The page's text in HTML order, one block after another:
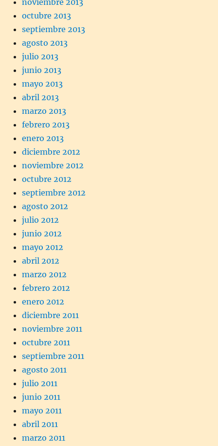
noviembre 2013
octubre 2013
septiembre 2013
agosto 2013
julio 2013
junio 2013
mayo 2013
abril 2013
marzo 2013
febrero 2013
enero 2013
diciembre 2012
noviembre 2012
octubre 2012
septiembre 2012
agosto 2012
julio 2012
junio 2012
mayo 2012
abril 2012
marzo 2012
febrero 2012
enero 2012
diciembre 2011
noviembre 2011
octubre 2011
septiembre 2011
agosto 2011
julio 2011
junio 2011
mayo 2011
abril 2011
marzo 2011